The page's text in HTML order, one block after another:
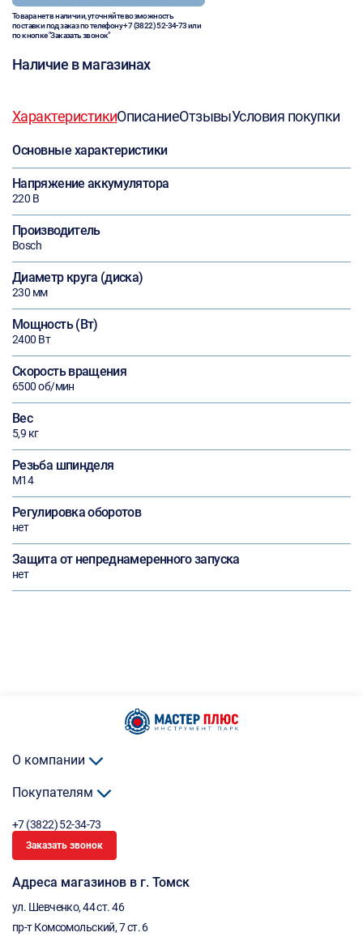
Товара нет в наличии, уточняйте возможность
поставки под заказ по телефону+7 (3822) 52-34-73или
по кнопке "Заказать звонок"
Наличие в магазинах
ХарактеристикиОписаниеОтзывыУсловия покупки
Основные характеристики
Напряжение аккумулятора
220 В
Производитель
Bosch
Диаметр круга (диска)
230 мм
Мощность (Вт)
2400 Вт
Скорость вращения
6500 об/мин
Вес
5,9 кг
Резьба шпинделя
М14
Регулировка оборотов
нет
Защита от непреднамеренного запуска
нет
О компании
Покупателям
+7 (3822) 52-34-73
Заказать звонок
Адреса магазинов в г. Томск
ул. Шевченко, 44 ст. 46
пр-т Комсомольский, 7 ст. 6